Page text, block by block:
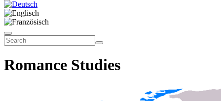
Romance Studies